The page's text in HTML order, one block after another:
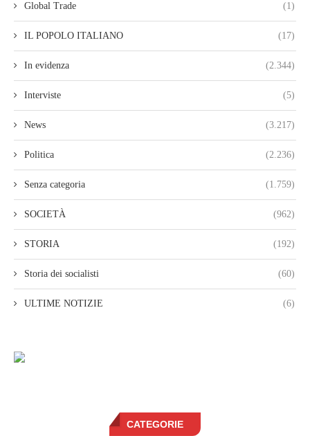
Global Trade (1)
IL POPOLO ITALIANO (17)
In evidenza (2.344)
Interviste (5)
News (3.217)
Politica (2.236)
Senza categoria (1.759)
SOCIETÀ (962)
STORIA (192)
Storia dei socialisti (60)
ULTIME NOTIZIE (6)
CATEGORIE